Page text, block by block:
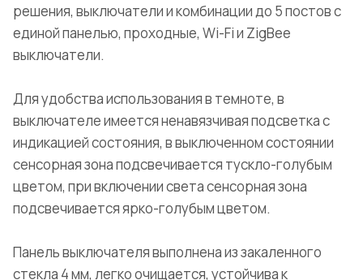
решения, выключатели и комбинации до 5 постов с
единой панелью, проходные, Wi-Fi и ZigBee
выключатели.
Для удобства использования в темноте, в
выключателе имеется ненавязчивая подсветка с
индикацией состояния, в выключенном состоянии
сенсорная зона подсвечивается тускло-голубым
цветом, при включении света сенсорная зона
подсвечивается ярко-голубым цветом.
Панель выключателя выполнена из закаленного
стекла 4 мм, легко очищается, устойчива к